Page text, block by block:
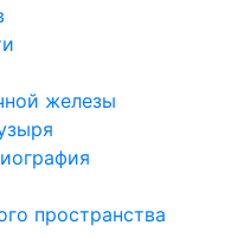
железы
пространства